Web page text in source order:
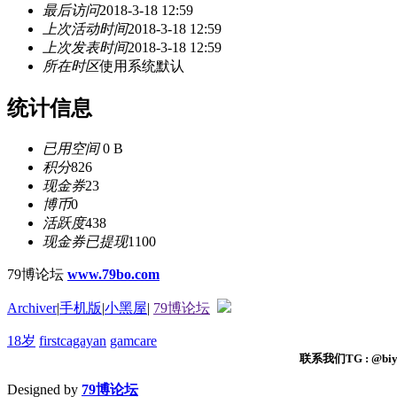
最后访问2018-3-18 12:59
上次活动时间2018-3-18 12:59
上次发表时间2018-3-18 12:59
所在时区使用系统默认
统计信息
已用空间0 B
积分826
现金券23
博币0
活跃度438
现金券已提现1100
79博论坛 www.79bo.com
Archiver|手机版|小黑屋| 79博论坛
18岁 firstcagayan gamcare
联系我们TG :
Designed by 79博论坛